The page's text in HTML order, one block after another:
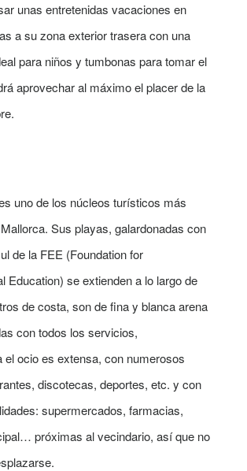
unas entretenidas vacaciones en
a su zona exterior trasera con una
para niños y tumbonas para tomar el
aprovechar al máximo el placer de la
uno de los núcleos turísticos más
Sus playas, galardonadas con
de la FEE (Foundation for
Education) se extienden a lo largo de
de costa, son de fina y blanca arena
con todos los servicios,
el ocio es extensa, con numerosos
discotecas, deportes, etc. y con
supermercados, farmacias,
próximas al vecindario, así que no